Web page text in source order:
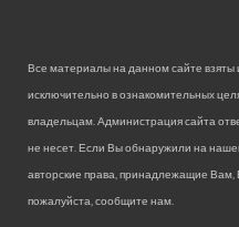
Все материалы на данном сайте взяты
исключительно в ознакомительных
владельцам. Администрация сайта
не несет. Если Вы обнаружили на
авторские права, принадлежащие
пожалуйста, сообщите нам.